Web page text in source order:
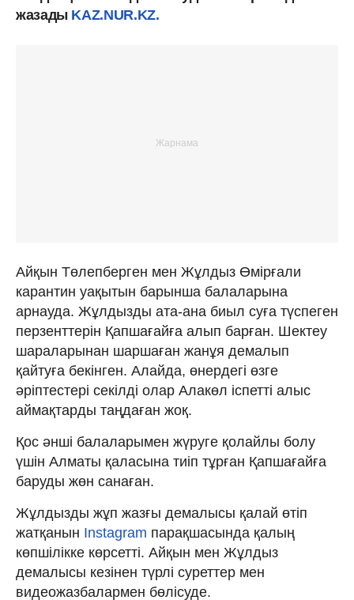
жазады KAZ.NUR.KZ.
Айқын Төлепберген мен Жұлдыз Өмірғали
карантин уақытын барынша балаларына
арнауда. Жұлдызды ата-ана биыл суға түспеген
перзенттерін Қапшағайға алып барған. Шектеу
шараларынан шаршаған жанұя демалып
қайтуға бекінген. Алайда, өнердегі өзге
әріптестері секілді олар Алакөл іспетті алыс
аймақтарды таңдаған жоқ.
Қос әнші балаларымен жүруге қолайлы болу
үшін Алматы қаласына тиіп тұрған Қапшағайға
баруды жөн санаған.
Жұлдызды жұп жазғы демалысы қалай өтіп
жатқанын Instagram парақшасында қалың
көпшілікке көрсетті. Айқын мен Жұлдыз
демалысы кезінен түрлі суреттер мен
видеожазбалармен бөлісуде.